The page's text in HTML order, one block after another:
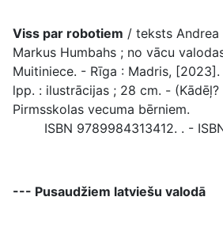
Viss par robotiem / teksts Andrea
Markus Humbahs ; no vācu
Muitiniece. - Rīga : Madris,
lpp. : ilustrācijas ; 28 cm. - (Kādēļ?
Pirmsskolas vecuma bērniem.
ISBN 9789984313412. . -
--- Pusaudžiem latviešu valodā